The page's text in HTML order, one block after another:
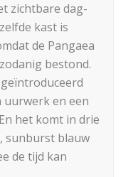
zichtbare dag-
kast is
de Pangaea
bestond.
uurwerk en een
het komt in drie
sunburst blauw
de tijd kan